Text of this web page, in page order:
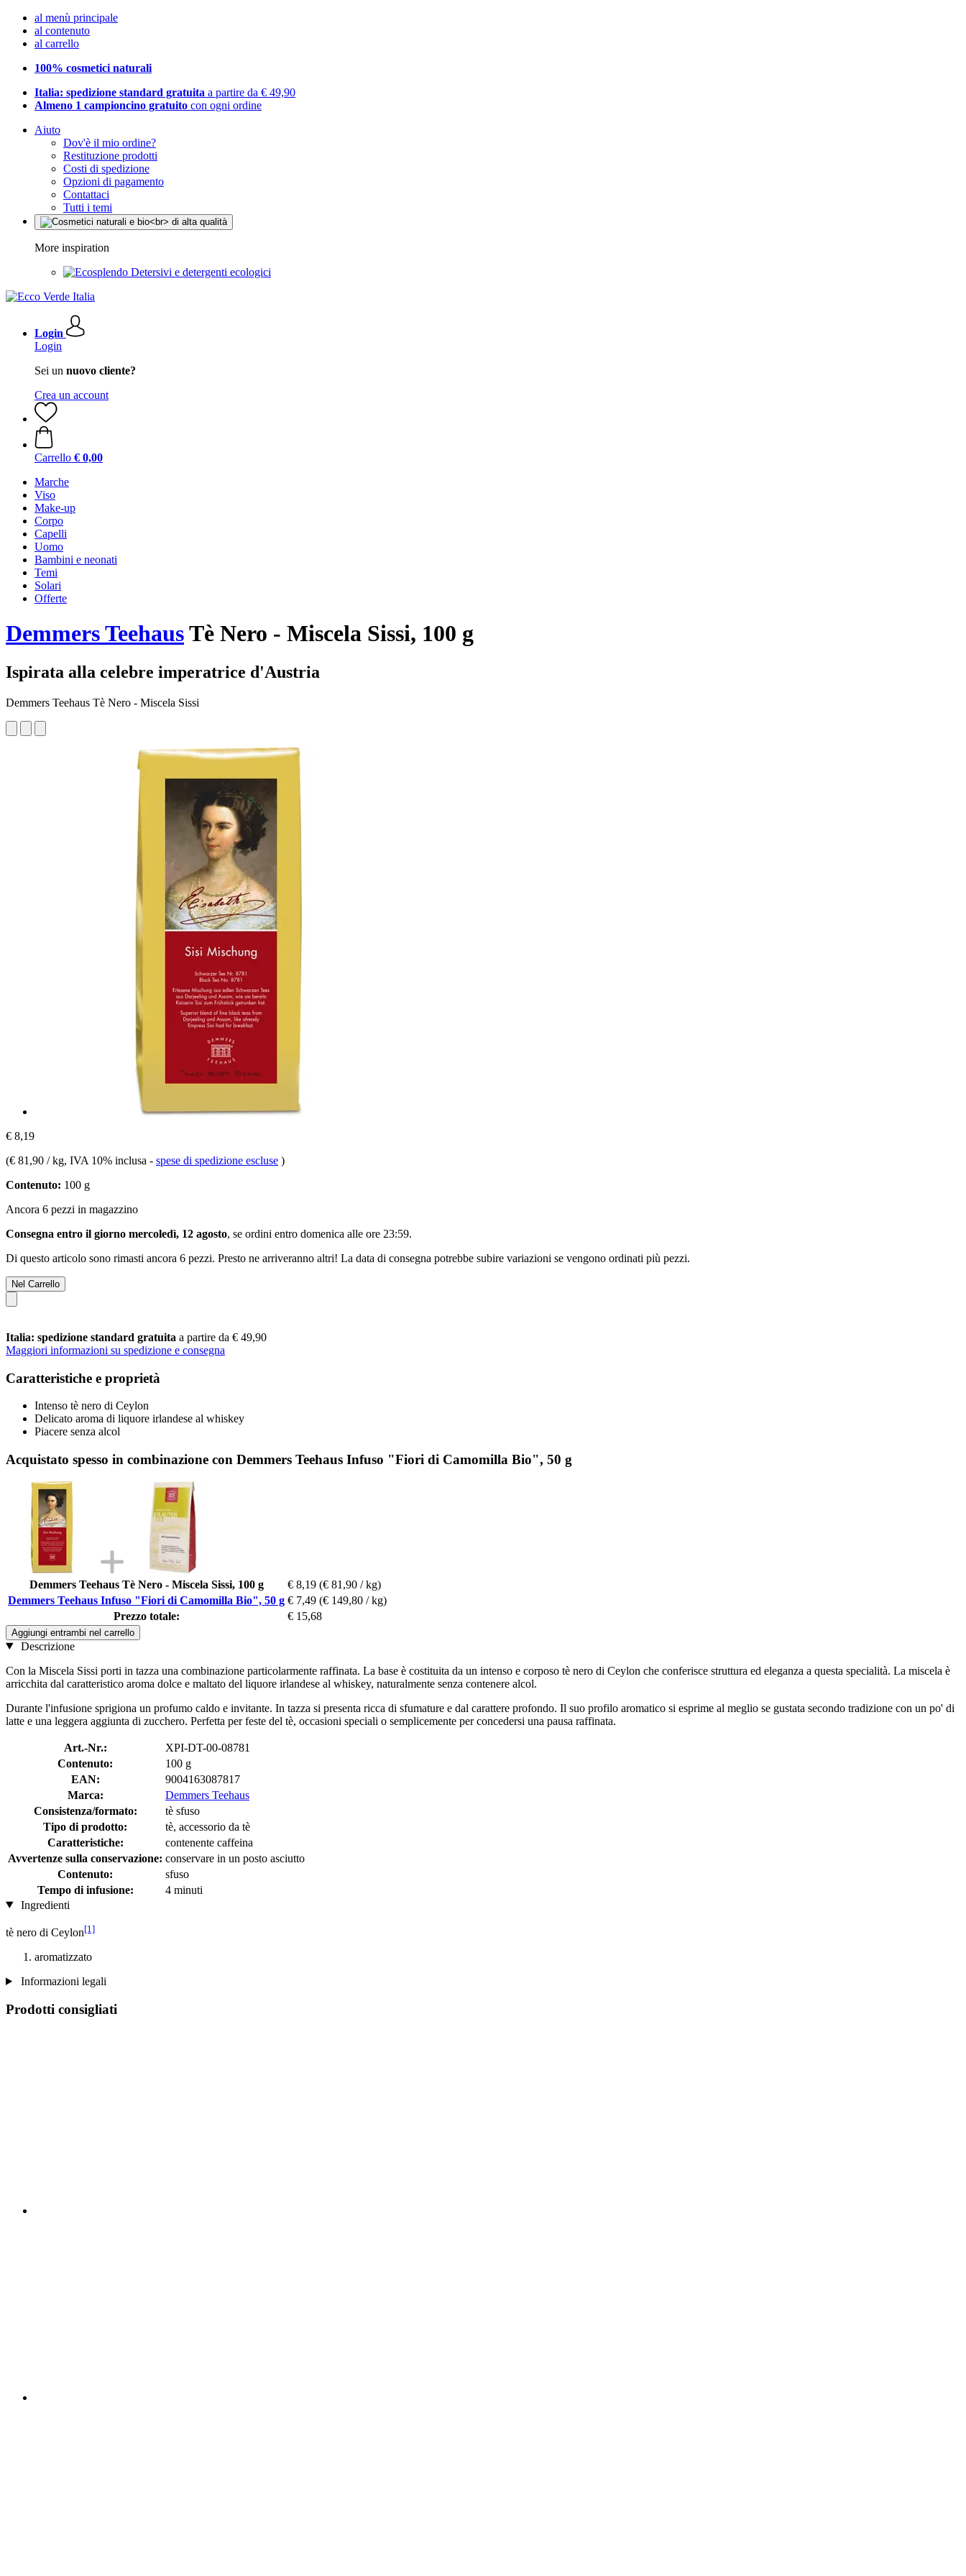
al menù principale
al contenuto
al carrello
100% cosmetici naturali
Italia: spedizione standard gratuita a partire da € 49,90
Almeno 1 campioncino gratuito con ogni ordine
Aiuto
Dov'è il mio ordine?
Restituzione prodotti
Costi di spedizione
Opzioni di pagamento
Contattaci
Tutti i temi
More inspiration
Detersivi e detergenti ecologici
Login
Login
Sei un nuovo cliente?
Crea un account
Carrello € 0,00
Marche
Viso
Make-up
Corpo
Capelli
Uomo
Bambini e neonati
Temi
Solari
Offerte
Demmers TeehausTè Nero - Miscela Sissi, 100 g
Ispirata alla celebre imperatrice d'Austria
Demmers Teehaus Tè Nero - Miscela Sissi
€ 8,19
(€ 81,90 / kg, IVA 10% inclusa - spese di spedizione escluse )
Contenuto: 100 g
Ancora 6 pezzi in magazzino
Consegna entro il giorno mercoledì, 12 agosto, se ordini entro domenica alle ore 23:59.
Di questo articolo sono rimasti ancora 6 pezzi. Presto ne arriveranno altri! La data di consegna potrebbe subire variazioni se vengono ordinati più pezzi.
Nel Carrello
Italia: spedizione standard gratuita a partire da € 49,90
Maggiori informazioni su spedizione e consegna
Caratteristiche e proprietà
Intenso tè nero di Ceylon
Delicato aroma di liquore irlandese al whiskey
Piacere senza alcol
Acquistato spesso in combinazione con Demmers Teehaus Infuso "Fiori di Camomilla Bio", 50 g
Demmers Teehaus Tè Nero - Miscela Sissi, 100 g € 8,19 (€ 81,90 / kg)
Demmers Teehaus Infuso "Fiori di Camomilla Bio", 50 g € 7,49 (€ 149,80 / kg)
Prezzo totale:
€ 15,68
Aggiungi entrambi nel carrello
Descrizione
Con la Miscela Sissi porti in tazza una combinazione particolarmente raffinata. La base è costituita da un intenso e corposo tè nero di Ceylon che conferisce struttura ed eleganza a questa specialità. La miscela è
arricchita dal caratteristico aroma dolce e maltato del liquore irlandese al whiskey, naturalmente senza contenere alcol.
Durante l'infusione sprigiona un profumo caldo e invitante. In tazza si presenta ricca di sfumature e dal carattere profondo. Il suo profilo aromatico si esprime al meglio se gustata secondo tradizione con un po' di
latte e una leggera aggiunta di zucchero. Perfetta per feste del tè, occasioni speciali o semplicemente per concedersi una pausa raffinata.
Art.-Nr.:
XPI-DT-00-08781
Contenuto:
100 g
EAN:
9004163087817
Marca:
Demmers Teehaus
Consistenza/formato:
tè sfuso
Tipo di prodotto:
tè, accessorio da tè
Caratteristiche:
contenente caffeina
Avvertenze sulla conservazione: conservare in un posto asciutto
Contenuto:
sfuso
Tempo di infusione:
4 minuti
Ingredienti
tè nero di Ceylon[1]
aromatizzato
Informazioni legali
Prodotti consigliati